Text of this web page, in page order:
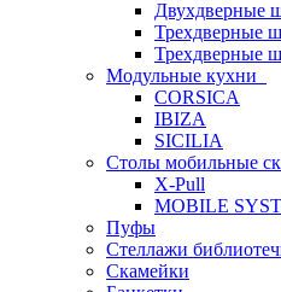
Двухдверные
Трехдверные
Трехдверные
Модульные кухни
CORSICA
IBIZA
SICILIA
Столы мобильные
X-Pull
MOBILE
Пуфы
Стеллажи
Скамейки